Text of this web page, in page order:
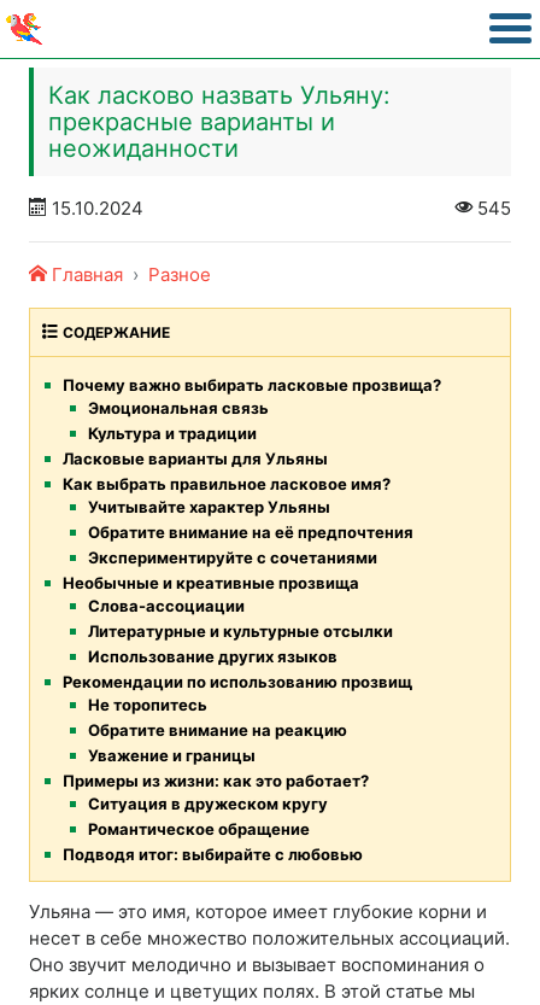
Как ласково назвать Ульяну:
прекрасные варианты и
неожиданности
15.10.2024 545
Главная Разное
СОДЕРЖАНИЕ
Почему важно выбирать ласковые прозвища?
Эмоциональная связь
Культура и традиции
Ласковые варианты для Ульяны
Как выбрать правильное ласковое имя?
Учитывайте характер Ульяны
Обратите внимание на её предпочтения
Экспериментируйте с сочетаниями
Необычные и креативные прозвища
Слова-ассоциации
Литературные и культурные отсылки
Использование других языков
Рекомендации по использованию прозвищ
Не торопитесь
Обратите внимание на реакцию
Уважение и границы
Примеры из жизни: как это работает?
Ситуация в дружеском кругу
Романтическое обращение
Подводя итог: выбирайте с любовью
Ульяна — это имя, которое имеет глубокие корни и
несет в себе множество положительных ассоциаций.
Оно звучит мелодично и вызывает воспоминания о
ярких солнце и цветущих полях. В этой статье мы